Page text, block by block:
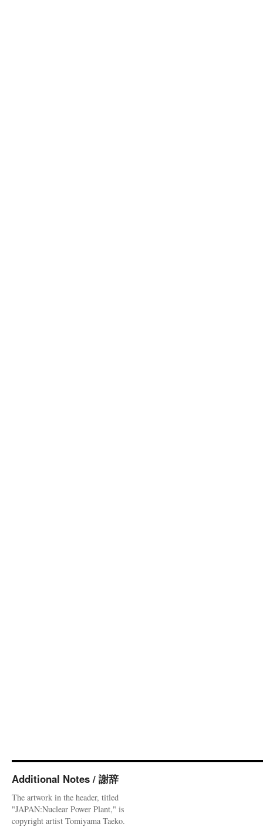
Additional Notes / 謝辞
The artwork in the header, titled
"JAPAN:Nuclear Power Plant," is
copyright artist Tomiyama Taeko.